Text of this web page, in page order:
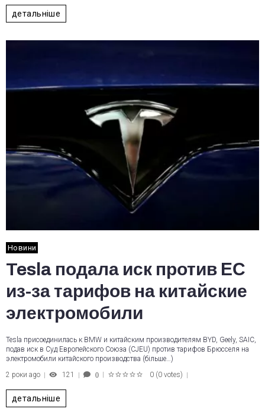
детальніше
Новини
Tesla подала иск против ЕС
из-за тарифов на китайские
электромобили
Tesla присоединилась к BMW и китайским производителям BYD, Geely, SAIC,
подав иск в Суд Европейского Союза (CJEU) против тарифов Брюсселя на
электромобили китайского производства (більше…)
2 роки ago
121 0 0 (0 votes)
детальніше